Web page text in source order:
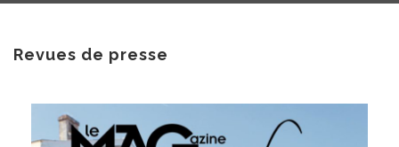
contenu
Revues de presse